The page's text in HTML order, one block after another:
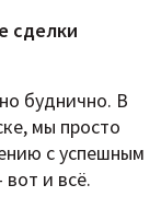
сделки
буднично. В
мы просто
с успешным
и всё.